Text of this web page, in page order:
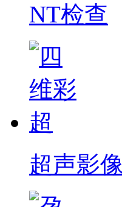
NT检查
超声影像